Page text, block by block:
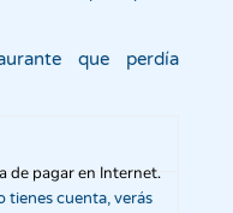
que perdía
tienes cuenta, verás